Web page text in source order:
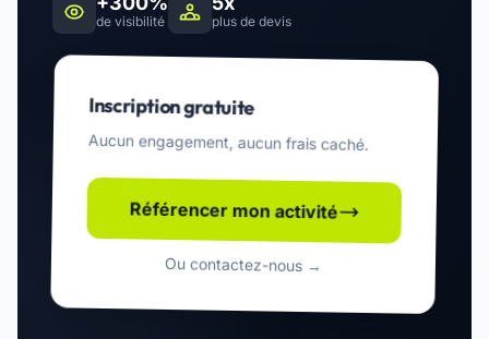
de visibilité plus de devis
Inscription gratuite
Aucun engagement, aucun frais caché.
Référencer mon activité
Ou contactez-nous →